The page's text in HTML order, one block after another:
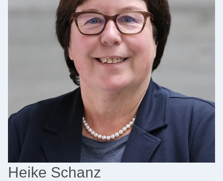
Heike Schanz